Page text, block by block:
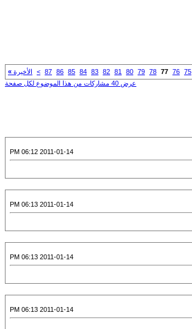
75
76
77
78
79
80
81
82
83
84
85
86
87
> الأخيرة »
عرض 40 مشاركات من هذا الموضوع لكل صفحة
2011-01-14 06:12 PM
2011-01-14 06:13 PM
2011-01-14 06:13 PM
2011-01-14 06:13 PM